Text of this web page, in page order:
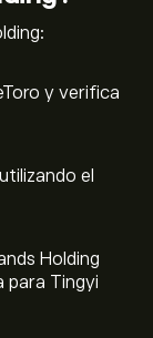
y verifica
el
Holding
para Tingyi